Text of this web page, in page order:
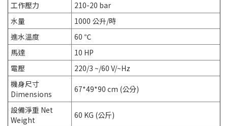
工作壓力
210-20 bar
水量
1000 公升/時
進水溫度
60 ℃
馬達
10 HP
電壓
220/3 ~/60 V/~Hz
機身尺寸
Dimensions
67*49*90 cm (公分)
設備淨重 Net
Weight
60 KG (公斤)